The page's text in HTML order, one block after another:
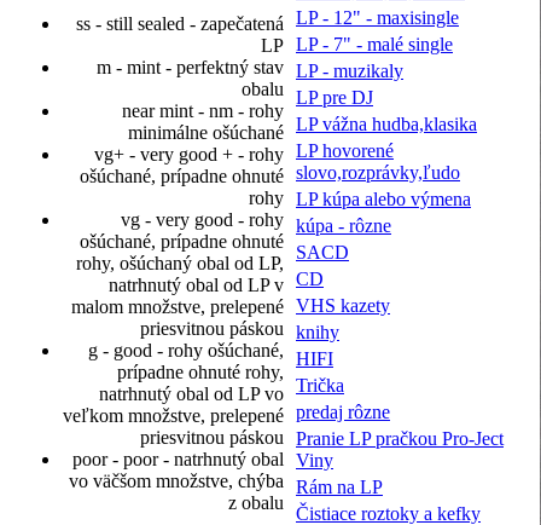
ss - still sealed - zapečatená
LP
m - mint - perfektný stav
obalu
near mint - nm - rohy
minimálne ošúchané
vg+ - very good + - rohy
ošúchané, prípadne ohnuté
rohy
vg - very good - rohy
ošúchané, prípadne ohnuté
rohy, ošúchaný obal od LP,
natrhnutý obal od LP v
malom množstve, prelepené
priesvitnou páskou
g - good - rohy ošúchané,
prípadne ohnuté rohy,
natrhnutý obal od LP vo
veľkom množstve, prelepené
priesvitnou páskou
poor - poor - natrhnutý obal
vo väčšom množstve, chýba
z obalu
LP - 12" - maxisingle
LP - 7" - malé single
LP - muzikaly
LP pre DJ
LP vážna hudba,klasika
LP hovorené
slovo,rozprávky,ľudo
LP kúpa alebo výmena
kúpa - rôzne
SACD
CD
VHS kazety
knihy
HIFI
Trička
predaj rôzne
Pranie LP pračkou Pro-Ject
Viny
Rám na LP
Čistiace roztoky a kefky